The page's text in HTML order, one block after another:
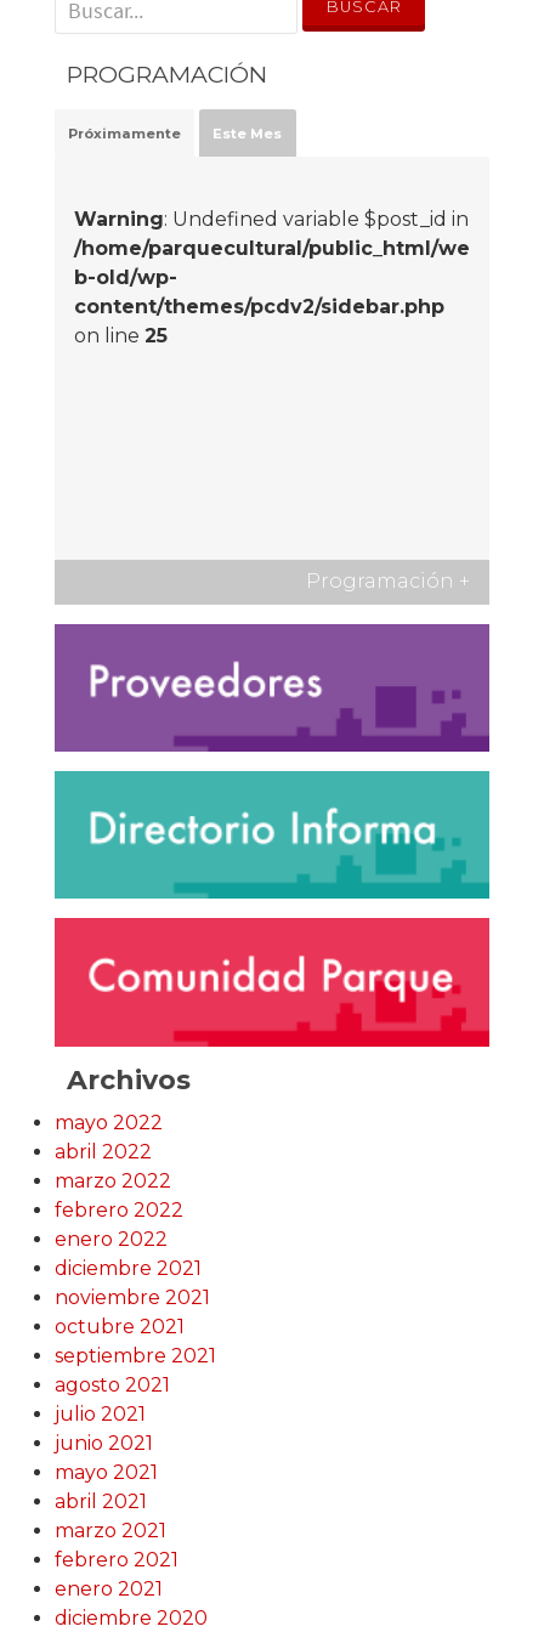
PROGRAMACIÓN
Próximamente Este Mes
Warning: Undefined variable $post_id in
/home/parquecultural/public_html/we
b-old/wp-
content/themes/pcdv2/sidebar.php
on line 25
Programación +
Archivos
mayo 2022
abril 2022
marzo 2022
febrero 2022
enero 2022
diciembre 2021
noviembre 2021
octubre 2021
septiembre 2021
agosto 2021
julio 2021
junio 2021
mayo 2021
abril 2021
marzo 2021
febrero 2021
enero 2021
diciembre 2020